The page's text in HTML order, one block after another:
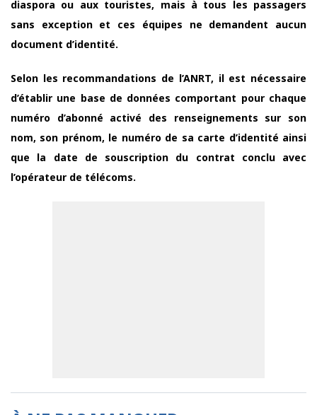
diaspora ou aux touristes, mais à tous les passagers
sans exception et ces équipes ne demandent aucun
document d’identité.
Selon les recommandations de l’ANRT, il est nécessaire
d’établir une base de données comportant pour chaque
numéro d’abonné activé des renseignements sur son
nom, son prénom, le numéro de sa carte d’identité ainsi
que la date de souscription du contrat conclu avec
l’opérateur de télécoms.